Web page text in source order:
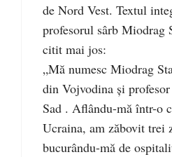
de Nord Vest. Textul
profesorul sârb Miodrag
citit mai jos:
„Mă numesc Miodrag
din Vojvodina şi
Sad . Aflându-mă într-o
Ucraina, am zăbovit trei
bucurându-mă de